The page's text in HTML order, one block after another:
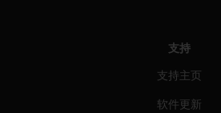
支持
支持主页
软件更新